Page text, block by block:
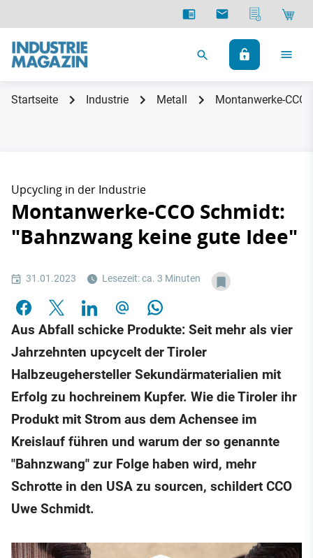
Startseite Industrie Metall Montanwerke-CCO
Upcycling in der Industrie
Montanwerke-CCO Schmidt:
"Bahnzwang keine gute Idee"
31.01.2023 Lesezeit: ca. 3 Minuten
Aus Abfall schicke Produkte: Seit mehr als vier
Jahrzehnten upcycelt der Tiroler
Halbzeugehersteller Sekundärmaterialien mit
Erfolg zu hochreinem Kupfer. Wie die Tiroler ihr
Produkt mit Strom aus dem Achensee im
Kreislauf führen und warum der so genannte
"Bahnzwang" zur Folge haben wird, mehr
Schrotte in den USA zu sourcen, schildert CCO
Uwe Schmidt.